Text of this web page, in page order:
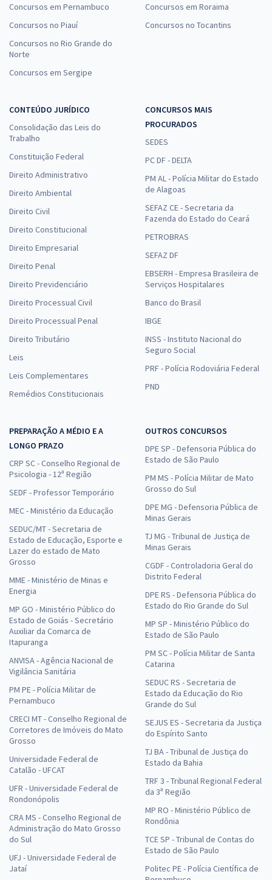
Concursos em Pernambuco
Concursos no Piauí
Concursos no Rio Grande do
Norte
Concursos em Sergipe
Concursos em Roraima
Concursos no Tocantins
CONTEÚDO JURÍDICO
Consolidação das Leis do
Trabalho
Constituição Federal
Direito Administrativo
Direito Ambiental
Direito Civil
Direito Constitucional
Direito Empresarial
Direito Penal
Direito Previdenciário
Direito Processual Civil
Direito Processual Penal
Direito Tributário
Leis
Leis Complementares
Remédios Constitucionais
CONCURSOS MAIS
PROCURADOS
SEDES
PC DF - DELTA
PM AL - Polícia Militar do Estado
de Alagoas
SEFAZ CE - Secretaria da
Fazenda do Estado do Ceará
PETROBRAS
SEFAZ DF
EBSERH - Empresa Brasileira de
Serviços Hospitalares
Banco do Brasil
IBGE
INSS - Instituto Nacional do
Seguro Social
PRF - Polícia Rodoviária Federal
PND
PREPARAÇÃO A MÉDIO E A
LONGO PRAZO
CRP SC - Conselho Regional de
Psicologia - 12ª Região
SEDF - Professor Temporário
MEC - Ministério da Educação
SEDUC/MT - Secretaria de
Estado de Educação, Esporte e
Lazer do estado de Mato
Grosso
MME - Ministério de Minas e
Energia
MP GO - Ministério Público do
Estado de Goiás - Secretário
Auxiliar da Comarca de
Itapuranga
ANVISA - Agência Nacional de
Vigilância Sanitária
PM PE - Polícia Militar de
Pernambuco
CRECI MT - Conselho Regional de
Corretores de Imóveis do Mato
Grosso
Universidade Federal de
Catalão - UFCAT
UFR - Universidade Federal de
Rondonópolis
CRA MS - Conselho Regional de
Administração do Mato Grosso
do Sul
UFJ - Universidade Federal de
Jataí
OUTROS CONCURSOS
DPE SP - Defensoria Pública do
Estado de São Paulo
PM MS - Polícia Militar de Mato
Grosso do Sul
DPE MG - Defensoria Pública de
Minas Gerais
TJ MG - Tribunal de Justiça de
Minas Gerais
CGDF - Controladoria Geral do
Distrito Federal
DPE RS - Defensoria Pública do
Estado do Rio Grande do Sul
MP SP - Ministério Público do
Estado de São Paulo
PM SC - Polícia Militar de Santa
Catarina
SEDUC RS - Secretaria de
Estado da Educação do Rio
Grande do Sul
SEJUS ES - Secretaria da Justiça
do Espírito Santo
TJ BA - Tribunal de Justiça do
Estado da Bahia
TRF 3 - Tribunal Regional Federal
da 3ª Região
MP RO - Ministério Público de
Rondônia
TCE SP - Tribunal de Contas do
Estado de São Paulo
Politec PE - Polícia Científica de